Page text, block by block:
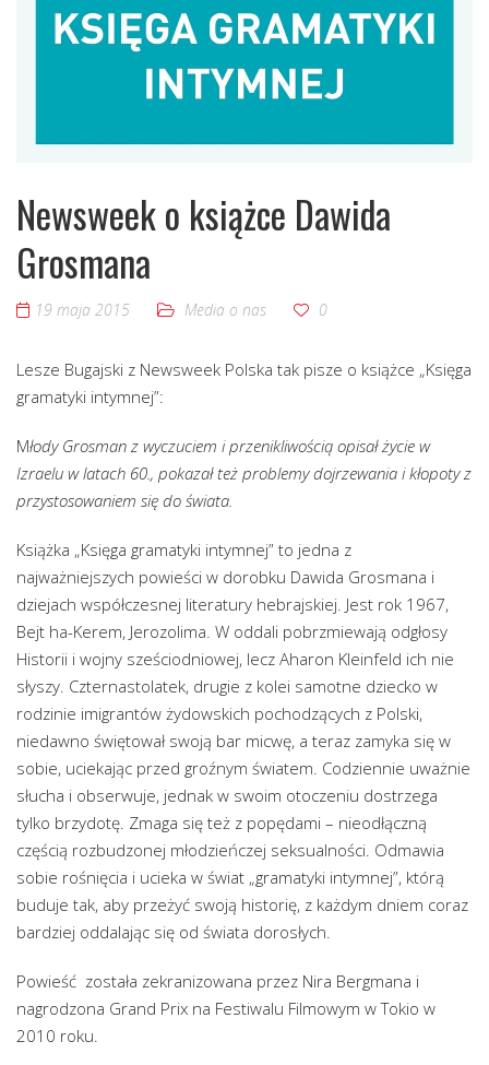
Newsweek o książce Dawida
Grosmana
19 maja 2015 Media o nas 0
Lesze Bugajski z Newsweek Polska tak pisze o książce „Księga
gramatyki intymnej”:
Młody Grosman z wyczuciem i przenikliwością opisał życie w
Izraelu w latach 60., pokazał też problemy dojrzewania i kłopoty z
przystosowaniem się do świata.
Książka „Księga gramatyki intymnej” to jedna z
najważniejszych powieści w dorobku Dawida Grosmana i
dziejach współczesnej literatury hebrajskiej. Jest rok 1967,
Bejt ha-Kerem, Jerozolima. W oddali pobrzmiewają odgłosy
Historii i wojny sześciodniowej, lecz Aharon Kleinfeld ich nie
słyszy. Czternastolatek, drugie z kolei samotne dziecko w
rodzinie imigrantów żydowskich pochodzących z Polski,
niedawno świętował swoją bar micwę, a teraz zamyka się w
sobie, uciekając przed groźnym światem. Codziennie uważnie
słucha i obserwuje, jednak w swoim otoczeniu dostrzega
tylko brzydotę. Zmaga się też z popędami – nieodłączną
częścią rozbudzonej młodzieńczej seksualności. Odmawia
sobie rośnięcia i ucieka w świat „gramatyki intymnej”, którą
buduje tak, aby przeżyć swoją historię, z każdym dniem coraz
bardziej oddalając się od świata dorosłych.
Powieść została zekranizowana przez Nira Bergmana i
nagrodzona Grand Prix na Festiwalu Filmowym w Tokio w
2010 roku.